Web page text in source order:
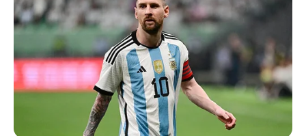
Anugerah Perdana Motor Bali
Ikuti kami untuk update stok unit dan berita otomotif harian.
Ikuti Halaman
OTOMOTIF